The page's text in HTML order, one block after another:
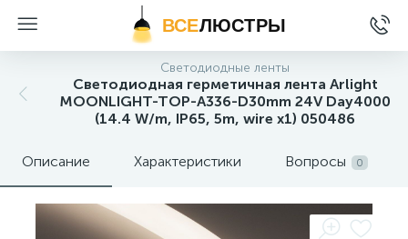
ВСЕЛЮСТРЫ
Светодиодные ленты
Светодиодная герметичная лента Arlight
MOONLIGHT-TOP-A336-D30mm 24V Day4000
(14.4 W/m, IP65, 5m, wire x1) 050486
Описание Характеристики Вопросы 0